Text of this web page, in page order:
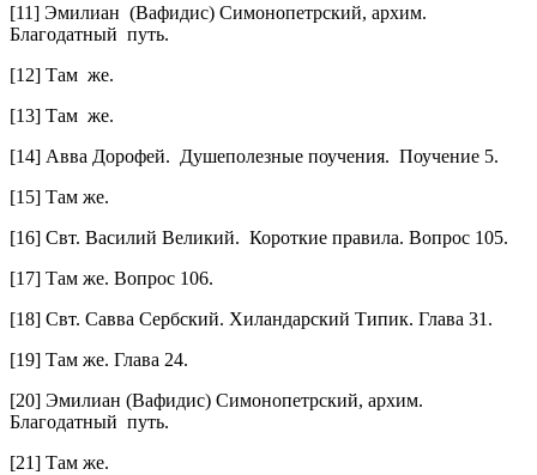
[11] Эмилиан (Вафидис) Симонопетрский, архим.
Благодатный путь.
[12] Там же.
[13] Там же.
[14] Авва Дорофей. Душеполезные поучения. Поучение 5.
[15] Там же.
[16] Свт. Василий Великий. Короткие правила. Вопрос 105.
[17] Там же. Вопрос 106.
[18] Свт. Савва Сербский. Хиландарский Типик. Глава 31.
[19] Там же. Глава 24.
[20] Эмилиан (Вафидис) Симонопетрский, архим.
Благодатный путь.
[21] Там же.